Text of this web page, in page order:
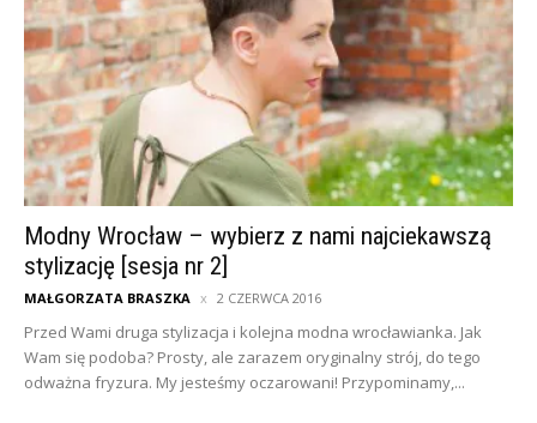
Modny Wrocław – wybierz z nami najciekawszą
stylizację [sesja nr 2]
MAŁGORZATA BRASZKA 2 CZERWCA 2016
Przed Wami druga stylizacja i kolejna modna wrocławianka. Jak
Wam się podoba? Prosty, ale zarazem oryginalny strój, do tego
odważna fryzura. My jesteśmy oczarowani! Przypominamy,...